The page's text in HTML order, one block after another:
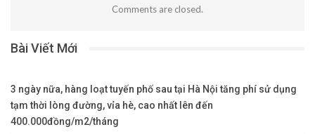
Comments are closed.
Bài Viết Mới
3 ngày nữa, hàng loạt tuyến phố sau tại Hà Nội tăng phí sử dụng
tạm thời lòng đường, vỉa hè, cao nhất lên đến
400.000đồng/m2/tháng